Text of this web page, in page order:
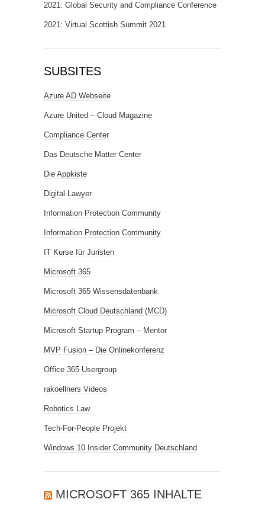
2021: Global Security and Compliance Conference
2021: Virtual Scottish Summit 2021
SUBSITES
Azure AD Webseite
Azure United – Cloud Magazine
Compliance Center
Das Deutsche Matter Center
Die Appkiste
Digital Lawyer
Information Protection Community
Information Protection Community
IT Kurse für Juristen
Microsoft 365
Microsoft 365 Wissensdatenbank
Microsoft Cloud Deutschland (MCD)
Microsoft Startup Program – Mentor
MVP Fusion – Die Onlinekonferenz
Office 365 Usergroup
rakoellners Videos
Robotics Law
Tech-For-People Projekt
Windows 10 Insider Community Deutschland
MICROSOFT 365 INHALTE